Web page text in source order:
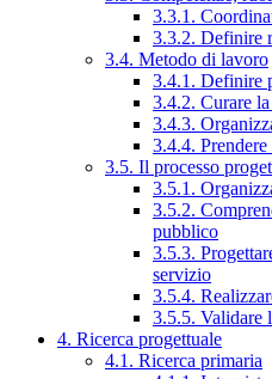
3.3.1.
3.3.2. Definire
3.4. Metodo di lavoro
3.4.1. Definire
3.4.2. Curare
3.4.3.
3.4.4.
3.5. Il processo
3.5.1.
3.5.2.
pubblico
3.5.3.
servizio
3.5.4.
3.5.5. Validare
4. Ricerca progettuale
4.1. Ricerca primaria